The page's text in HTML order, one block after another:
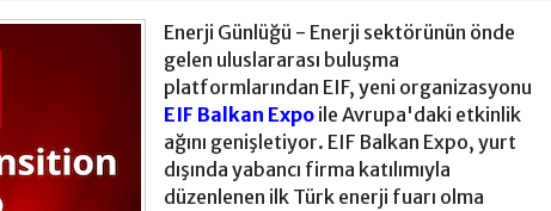
Enerji Günlüğü - Enerji sektörünün önde
gelen uluslararası buluşma
platformlarından EIF, yeni organizasyonu
EIF Balkan Expo ile Avrupa'daki etkinlik
ağını genişletiyor. EIF Balkan Expo, yurt
dışında yabancı firma katılımıyla
düzenlenen ilk Türk enerji fuarı olma